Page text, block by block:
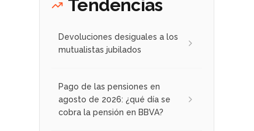
Tendencias
Devoluciones desiguales a los
mutualistas jubilados
Pago de las pensiones en
agosto de 2026: ¿qué día se
cobra la pensión en BBVA?